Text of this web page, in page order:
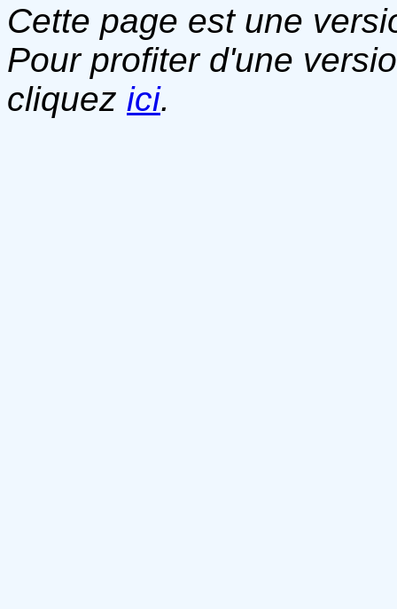
Cette page est une
Pour profiter d'une
cliquez ici.